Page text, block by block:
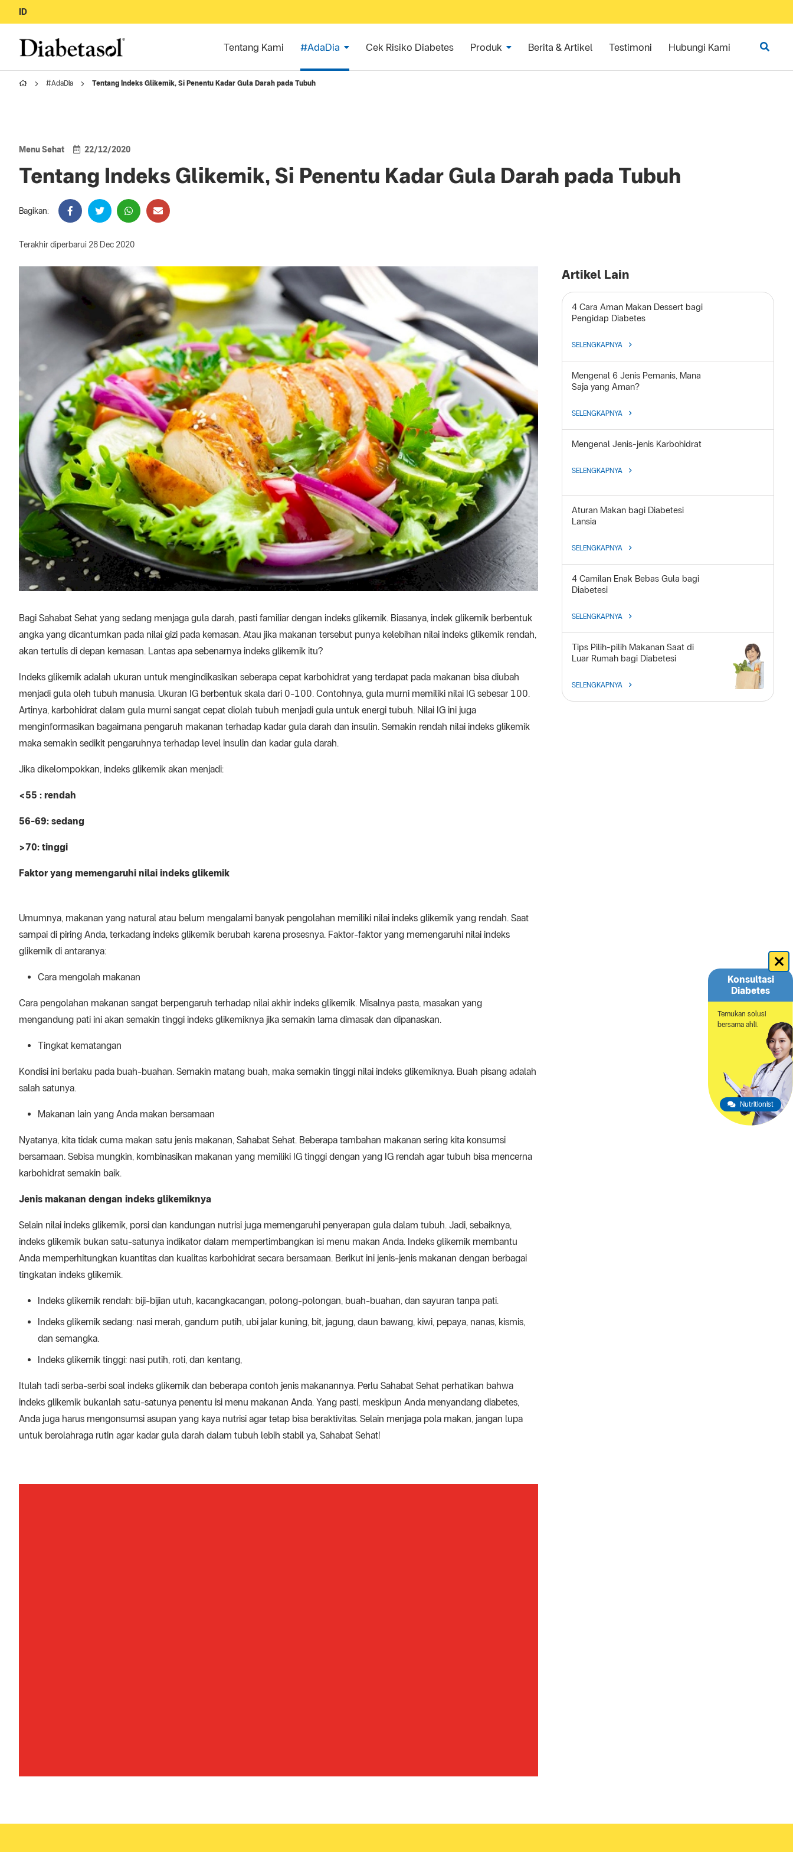
ID
Tentang Kami #AdaDia Cek Risiko Diabetes Produk Berita & Artikel Testimoni Hubungi Kami
#AdaDia Tentang Indeks Glikemik, Si Penentu Kadar Gula Darah pada Tubuh
Menu Sehat 22/12/2020
Tentang Indeks Glikemik, Si Penentu Kadar Gula Darah pada Tubuh
Bagikan:
Terakhir diperbarui 28 Dec 2020
Bagi Sahabat Sehat yang sedang menjaga gula darah, pasti familiar dengan indeks glikemik. Biasanya, indek glikemik berbentuk
angka yang dicantumkan pada nilai gizi pada kemasan. Atau jika makanan tersebut punya kelebihan nilai indeks glikemik rendah,
akan tertulis di depan kemasan. Lantas apa sebenarnya indeks glikemik itu?
Indeks glikemik adalah ukuran untuk mengindikasikan seberapa cepat karbohidrat yang terdapat pada makanan bisa diubah
menjadi gula oleh tubuh manusia. Ukuran IG berbentuk skala dari 0-100. Contohnya, gula murni memiliki nilai IG sebesar 100.
Artinya, karbohidrat dalam gula murni sangat cepat diolah tubuh menjadi gula untuk energi tubuh. Nilai IG ini juga
menginformasikan bagaimana pengaruh makanan terhadap kadar gula darah dan insulin. Semakin rendah nilai indeks glikemik
maka semakin sedikit pengaruhnya terhadap level insulin dan kadar gula darah.
Jika dikelompokkan, indeks glikemik akan menjadi:
<55 : rendah
56-69: sedang
>70: tinggi
Faktor yang memengaruhi nilai indeks glikemik
Umumnya, makanan yang natural atau belum mengalami banyak pengolahan memiliki nilai indeks glikemik yang rendah. Saat
sampai di piring Anda, terkadang indeks glikemik berubah karena prosesnya. Faktor-faktor yang memengaruhi nilai indeks
glikemik di antaranya:
Cara mengolah makanan
Cara pengolahan makanan sangat berpengaruh terhadap nilai akhir indeks glikemik. Misalnya pasta, masakan yang
mengandung pati ini akan semakin tinggi indeks glikemiknya jika semakin lama dimasak dan dipanaskan.
Tingkat kematangan
Kondisi ini berlaku pada buah-buahan. Semakin matang buah, maka semakin tinggi nilai indeks glikemiknya. Buah pisang adalah
salah satunya.
Makanan lain yang Anda makan bersamaan
Nyatanya, kita tidak cuma makan satu jenis makanan, Sahabat Sehat. Beberapa tambahan makanan sering kita konsumsi
bersamaan. Sebisa mungkin, kombinasikan makanan yang memiliki IG tinggi dengan yang IG rendah agar tubuh bisa mencerna
karbohidrat semakin baik.
Jenis makanan dengan indeks glikemiknya
Selain nilai indeks glikemik, porsi dan kandungan nutrisi juga memengaruhi penyerapan gula dalam tubuh. Jadi, sebaiknya,
indeks glikemik bukan satu-satunya indikator dalam mempertimbangkan isi menu makan Anda. Indeks glikemik membantu
Anda memperhitungkan kuantitas dan kualitas karbohidrat secara bersamaan. Berikut ini jenis-jenis makanan dengan berbagai
tingkatan indeks glikemik.
Indeks glikemik rendah: biji-bijian utuh, kacangkacangan, polong-polongan, buah-buahan, dan sayuran tanpa pati.
Indeks glikemik sedang: nasi merah, gandum putih, ubi jalar kuning, bit, jagung, daun bawang, kiwi, pepaya, nanas, kismis,
dan semangka.
Indeks glikemik tinggi: nasi putih, roti, dan kentang,
Itulah tadi serba-serbi soal indeks glikemik dan beberapa contoh jenis makanannya. Perlu Sahabat Sehat perhatikan bahwa
indeks glikemik bukanlah satu-satunya penentu isi menu makanan Anda. Yang pasti, meskipun Anda menyandang diabetes,
Anda juga harus mengonsumsi asupan yang kaya nutrisi agar tetap bisa beraktivitas. Selain menjaga pola makan, jangan lupa
untuk berolahraga rutin agar kadar gula darah dalam tubuh lebih stabil ya, Sahabat Sehat!
Artikel Lain
4 Cara Aman Makan Dessert bagi
Pengidap Diabetes
SELENGKAPNYA
Mengenal 6 Jenis Pemanis, Mana
Saja yang Aman?
SELENGKAPNYA
Mengenal Jenis-jenis Karbohidrat
SELENGKAPNYA
Aturan Makan bagi Diabetesi
Lansia
SELENGKAPNYA
4 Camilan Enak Bebas Gula bagi
Diabetesi
SELENGKAPNYA
Tips Pilih-pilih Makanan Saat di
Luar Rumah bagi Diabetesi
SELENGKAPNYA
Konsultasi
Diabetes
Temukan solusi
bersama ahli.
Nutritionist